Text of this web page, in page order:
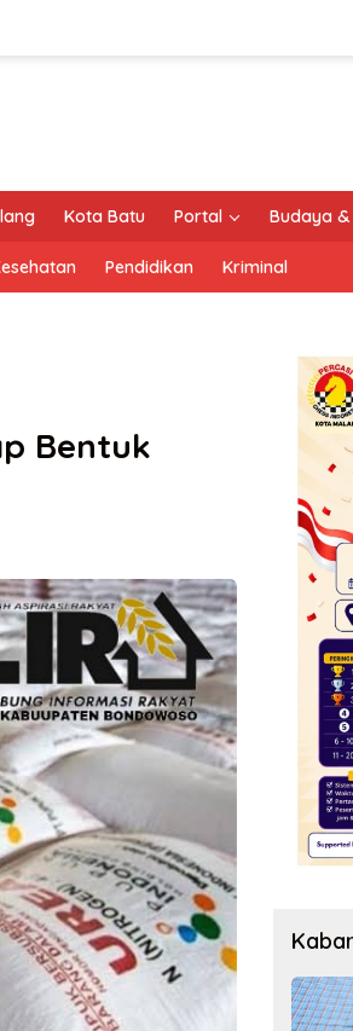
Kota Batu Portal Budaya &
Pendidikan Kriminal
Bentuk